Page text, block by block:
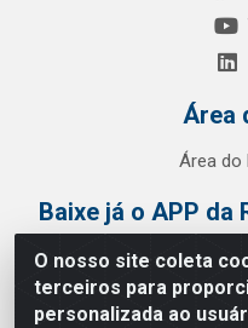
O nosso site coleta
terceiros para
personalizada ao
Área
Área do
Baixe já o APP da